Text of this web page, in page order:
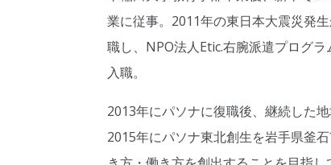
業に従事。2011年の東日本大震災発
職し、NPO法人Etic.右腕派遣プログ
入職。
2013年にパソナに復職後、継続した
2015年にパソナ東北創生を岩手県釜